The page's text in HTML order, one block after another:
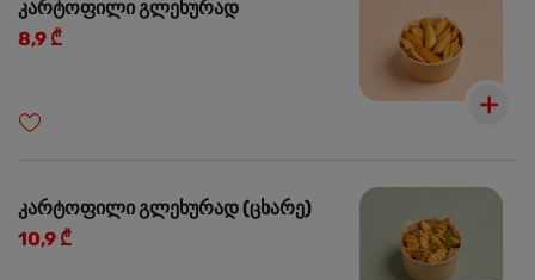
კარტოფილი გლეხურად
8,9 ₾
კარტოფილი გლეხურად (ცხარე)
10,9 ₾